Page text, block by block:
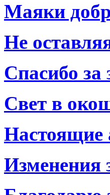
Маяки
Не
Спасибо за
Свет в
Настоящие
Изменения